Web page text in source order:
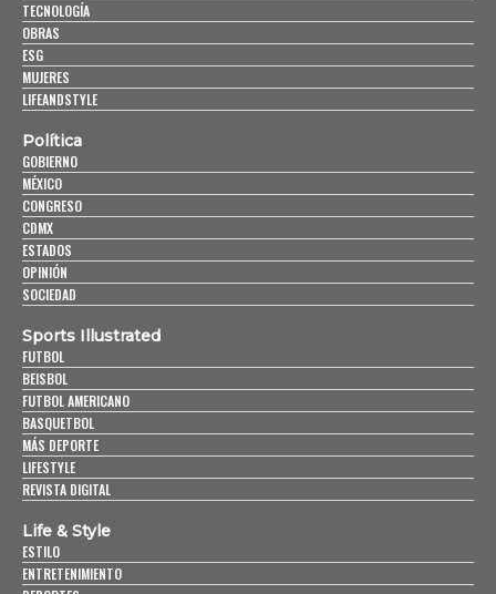
TECNOLOGÍA
OBRAS
ESG
MUJERES
LIFEANDSTYLE
Política
GOBIERNO
MÉXICO
CONGRESO
CDMX
ESTADOS
OPINIÓN
SOCIEDAD
Sports Illustrated
FUTBOL
BEISBOL
FUTBOL AMERICANO
BASQUETBOL
MÁS DEPORTE
LIFESTYLE
REVISTA DIGITAL
Life & Style
ESTILO
ENTRETENIMIENTO